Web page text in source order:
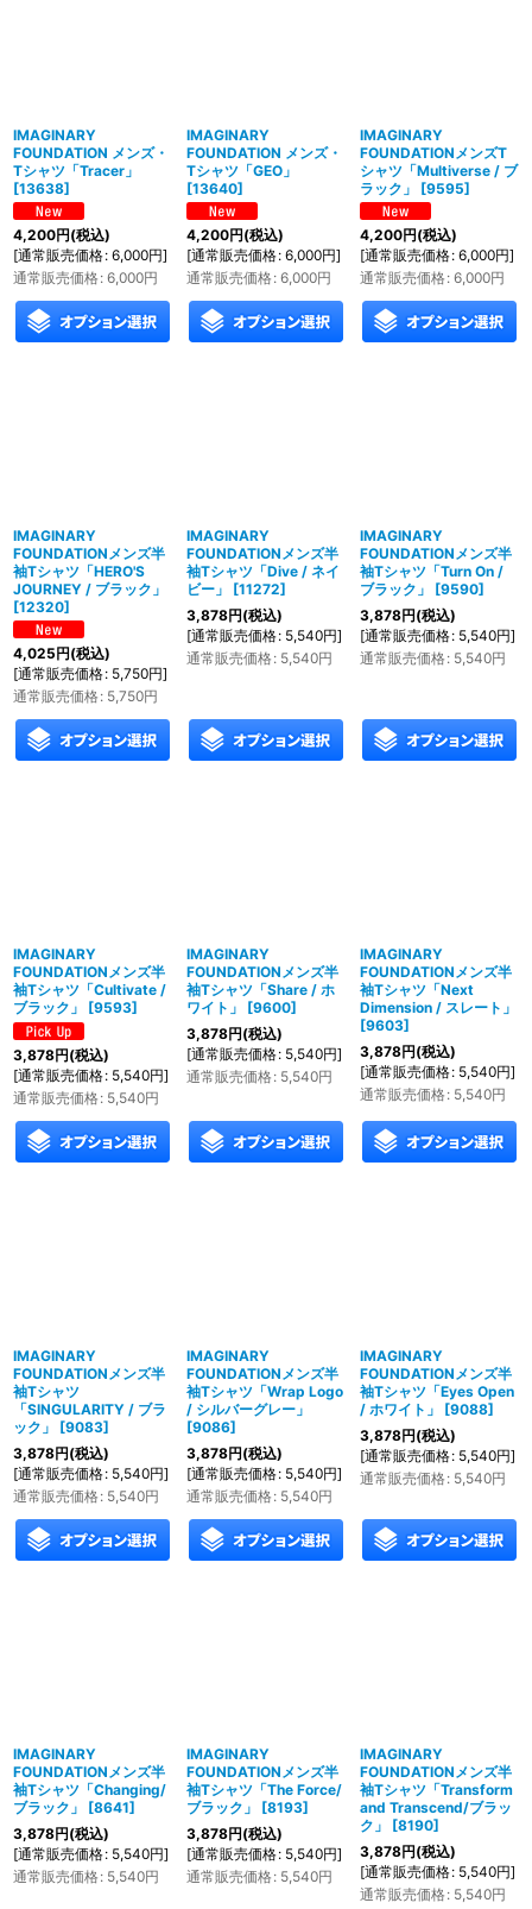
IMAGINARY
FOUNDATION メンズ・
Tシャツ「Tracer」
[13638]
4,200円(税込)
[通常販売価格: 6,000円]
通常販売価格: 6,000円
IMAGINARY
FOUNDATION メンズ・
Tシャツ「GEO」
[13640]
4,200円(税込)
[通常販売価格: 6,000円]
通常販売価格: 6,000円
IMAGINARY
FOUNDATIONメンズT
シャツ「Multiverse / ブ
ラック」
[9595]
4,200円(税込)
[通常販売価格: 6,000円]
通常販売価格: 6,000円
IMAGINARY
FOUNDATIONメンズ半
袖Tシャツ「HERO'S
JOURNEY / ブラック」
[12320]
4,025円(税込)
[通常販売価格: 5,750円]
通常販売価格: 5,750円
IMAGINARY
FOUNDATIONメンズ半
袖Tシャツ「Dive / ネイ
ビー」
[11272]
3,878円(税込)
[通常販売価格: 5,540円]
通常販売価格: 5,540円
IMAGINARY
FOUNDATIONメンズ半
袖Tシャツ「Turn On /
ブラック」
[9590]
3,878円(税込)
[通常販売価格: 5,540円]
通常販売価格: 5,540円
IMAGINARY
FOUNDATIONメンズ半
袖Tシャツ「Cultivate /
ブラック」
[9593]
3,878円(税込)
[通常販売価格: 5,540円]
通常販売価格: 5,540円
IMAGINARY
FOUNDATIONメンズ半
袖Tシャツ「Share / ホ
ワイト」
[9600]
3,878円(税込)
[通常販売価格: 5,540円]
通常販売価格: 5,540円
IMAGINARY
FOUNDATIONメンズ半
袖Tシャツ「Next
Dimension / スレート」
[9603]
3,878円(税込)
[通常販売価格: 5,540円]
通常販売価格: 5,540円
IMAGINARY
FOUNDATIONメンズ半
袖Tシャツ
「SINGULARITY / ブラ
ック」
[9083]
3,878円(税込)
[通常販売価格: 5,540円]
通常販売価格: 5,540円
IMAGINARY
FOUNDATIONメンズ半
袖Tシャツ「Wrap Logo
/ シルバーグレー」
[9086]
3,878円(税込)
[通常販売価格: 5,540円]
通常販売価格: 5,540円
IMAGINARY
FOUNDATIONメンズ半
袖Tシャツ「Eyes Open
/ ホワイト」
[9088]
3,878円(税込)
[通常販売価格: 5,540円]
通常販売価格: 5,540円
IMAGINARY
FOUNDATIONメンズ半
袖Tシャツ「Changing/
ブラック」
[8641]
3,878円(税込)
[通常販売価格: 5,540円]
通常販売価格: 5,540円
IMAGINARY
FOUNDATIONメンズ半
袖Tシャツ「The Force/
ブラック」
[8193]
3,878円(税込)
[通常販売価格: 5,540円]
通常販売価格: 5,540円
IMAGINARY
FOUNDATIONメンズ半
袖Tシャツ「Transform
and Transcend/ブラッ
ク」
[8190]
3,878円(税込)
[通常販売価格: 5,540円]
通常販売価格: 5,540円